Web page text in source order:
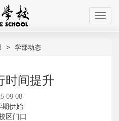
学部动态
时间提升
09-08
期伊始
区门口